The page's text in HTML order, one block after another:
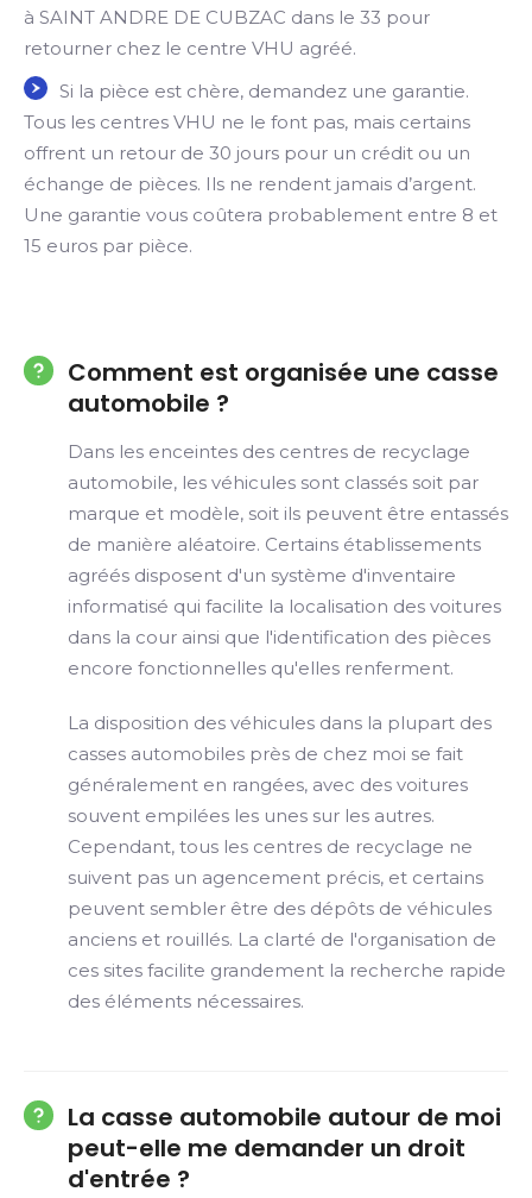
à SAINT ANDRE DE CUBZAC dans le 33 pour
retourner chez le centre VHU agréé.
Si la pièce est chère, demandez une garantie.
Tous les centres VHU ne le font pas, mais certains
offrent un retour de 30 jours pour un crédit ou un
échange de pièces. Ils ne rendent jamais d’argent.
Une garantie vous coûtera probablement entre 8 et
15 euros par pièce.
Comment est organisée une casse
automobile ?
Dans les enceintes des centres de recyclage
automobile, les véhicules sont classés soit par
marque et modèle, soit ils peuvent être entassés
de manière aléatoire. Certains établissements
agréés disposent d'un système d'inventaire
informatisé qui facilite la localisation des voitures
dans la cour ainsi que l'identification des pièces
encore fonctionnelles qu'elles renferment.
La disposition des véhicules dans la plupart des
casses automobiles près de chez moi se fait
généralement en rangées, avec des voitures
souvent empilées les unes sur les autres.
Cependant, tous les centres de recyclage ne
suivent pas un agencement précis, et certains
peuvent sembler être des dépôts de véhicules
anciens et rouillés. La clarté de l'organisation de
ces sites facilite grandement la recherche rapide
des éléments nécessaires.
La casse automobile autour de moi
peut-elle me demander un droit
d'entrée ?